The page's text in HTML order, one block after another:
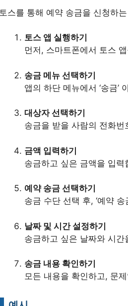
토스를 통해 예약 송금을 신청하
토스 앱 실행하기
먼저, 스마트폰에서 토스
송금 메뉴 선택하기
앱의 하단 메뉴에서 ‘송금’
대상자 선택하기
송금을 받을 사람의 전화
금액 입력하기
송금하고 싶은 금액을 입력
예약 송금 선택하기
송금 수단 선택 후, ‘예약
날짜 및 시간 설정하기
송금하고 싶은 날짜와 시간
송금 내용 확인하기
모든 내용을 확인하고, 문